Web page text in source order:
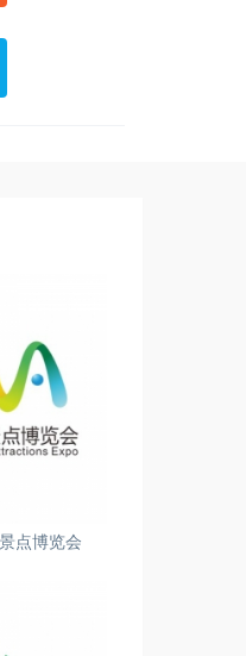
点博览会